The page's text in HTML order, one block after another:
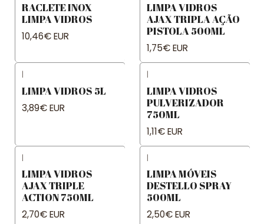
RACLETE INOX
LIMPA VIDROS
10,46€ EUR
LIMPA VIDROS
AJAX TRIPLA AÇÃO
PISTOLA 500ML
1,75€ EUR
|
LIMPA VIDROS 5L
3,89€ EUR
|
LIMPA VIDROS
PULVERIZADOR
750ML
1,11€ EUR
|
LIMPA VIDROS
AJAX TRIPLE
ACTION 750ML
2,70€ EUR
|
LIMPA MÓVEIS
DESTELLO SPRAY
500ML
2,50€ EUR